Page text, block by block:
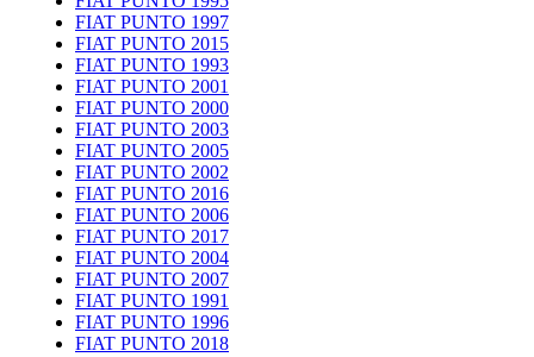
FIAT PUNTO 1997
FIAT PUNTO 2015
FIAT PUNTO 1993
FIAT PUNTO 2001
FIAT PUNTO 2000
FIAT PUNTO 2003
FIAT PUNTO 2005
FIAT PUNTO 2002
FIAT PUNTO 2016
FIAT PUNTO 2006
FIAT PUNTO 2017
FIAT PUNTO 2004
FIAT PUNTO 2007
FIAT PUNTO 1991
FIAT PUNTO 1996
FIAT PUNTO 2018